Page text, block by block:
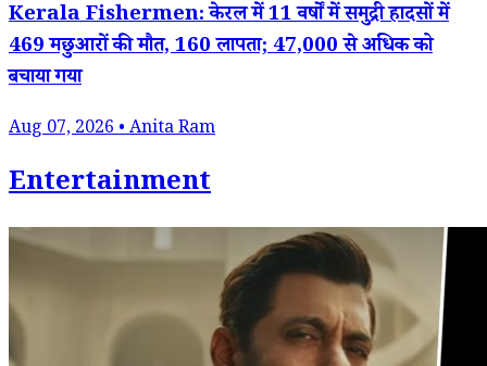
Kerala Fishermen: केरल में 11 वर्षों में समुद्री हादसों में
469 मछुआरों की मौत, 160 लापता; 47,000 से अधिक को
बचाया गया
Aug 07, 2026 • Anita Ram
Entertainment